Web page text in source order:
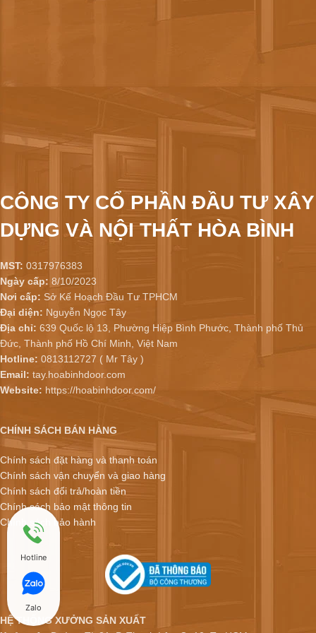
CÔNG TY CỔ PHẦN ĐẦU TƯ XÂY
DỰNG VÀ NỘI THẤT HÒA BÌNH
MST: 0317976383
Ngày cấp: 8/10/2023
Nơi cấp: Sở Kế Hoạch Đầu Tư TPHCM
Đại diện: Nguyễn Ngọc Tây
Địa chỉ: 639 Quốc lộ 13, Phường Hiệp Bình Phước, Thành phố Thủ
Đức, Thành phố Hồ Chí Minh, Việt Nam
Hotline: 0813112727 ( Mr Tây )
Email: tay.hoabinhdoor.com
Website: https://hoabinhdoor.com/
CHÍNH SÁCH BÁN HÀNG
Chính sách đặt hàng và thanh toán
Chính sách vận chuyển và giao hàng
Chính sách đổi trả/hoàn tiền
Chính sách bảo mật thông tin
Chính sách bảo hành
HỆ THỐNG XƯỞNG SẢN XUẤT
Hotline
Zalo